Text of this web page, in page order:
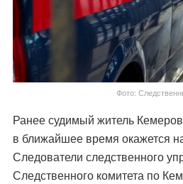
Фото:
Ранее судимый житель
в ближайшее время окажется
Следователи следственного
Следственного комитета по